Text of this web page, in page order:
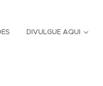
DIVULGUE AQUI